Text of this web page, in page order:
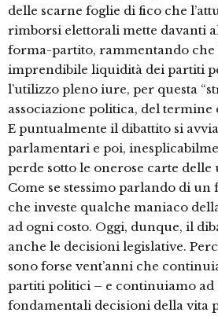
delle scarne foglie di fico che
rimborsi elettorali mette davanti
forma-partito, rammentando che
imprendibile liquidità dei partiti
l’utilizzo pleno iure, per questa
associazione politica, del termine
E puntualmente il dibattito si
parlamentari e poi,
perde sotto le onerose carte delle
Come se stessimo parlando di un
che investe qualche maniaco
ad ogni costo. Oggi, dunque, il
anche le decisioni legislative.
sono forse vent’anni che
partiti politici – e continuiamo
fondamentali decisioni della vita